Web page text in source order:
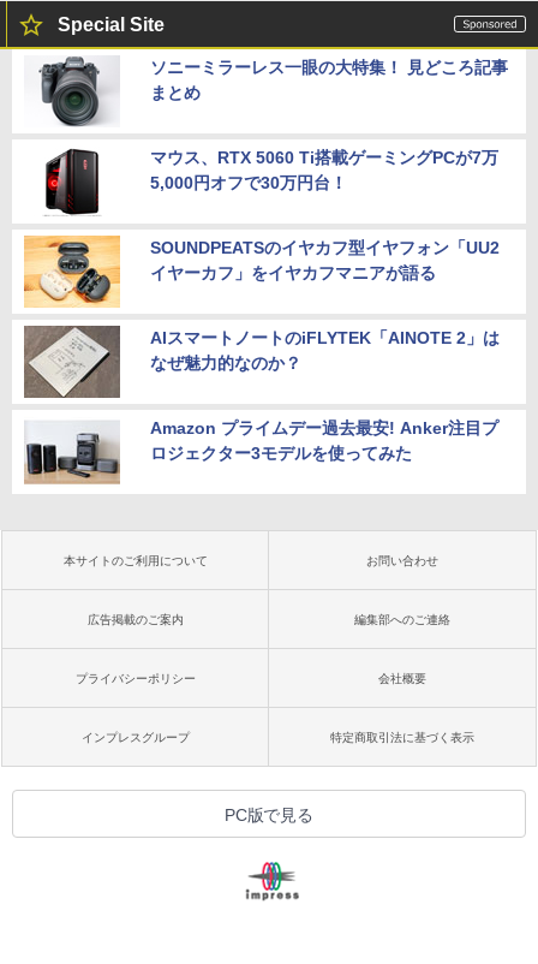
Special Site
ソニーミラーレス一眼の大特集！ 見どころ記事
まとめ
マウス、RTX 5060 Ti搭載ゲーミングPCが7万
5,000円オフで30万円台！
SOUNDPEATSのイヤカフ型イヤフォン「UU2
イヤーカフ」をイヤカフマニアが語る
AIスマートノートのiFLYTEK「AINOTE 2」は
なぜ魅力的なのか？
Amazon プライムデー過去最安! Anker注目プ
ロジェクター3モデルを使ってみた
本サイトのご利用について お問い合わせ
広告掲載のご案内 編集部へのご連絡
プライバシーポリシー 会社概要
インプレスグループ 特定商取引法に基づく表示
PC版で見る